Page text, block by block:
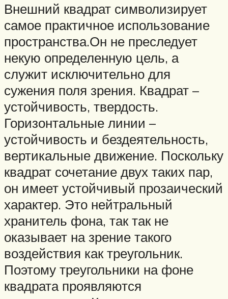
Внешний квадрат символизирует
самое практичное использование
пространства.Он не преследует
некую определенную цель, а
служит исключительно для
сужения поля зрения. Квадрат –
устойчивость, твердость.
Горизонтальные линии –
устойчивость и бездеятельность,
вертикальные движение. Поскольку
квадрат сочетание двух таких пар,
он имеет устойчивый прозаический
характер. Это нейтральный
хранитель фона, так так не
оказывает на зрение такого
воздействия как треугольник.
Поэтому треугольники на фоне
квадрата проявляются